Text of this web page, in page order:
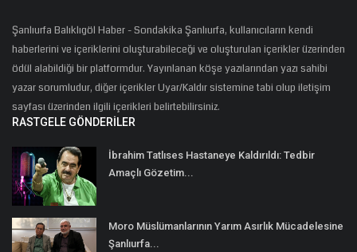
Şanlıurfa Balıklıgöl Haber - Sondakika Şanlıurfa, kullanıcıların kendi
haberlerini ve içeriklerini oluşturabileceği ve oluşturulan içerikler üzerinden
ödül alabildiği bir platformdur. Yayınlanan köşe yazılarından yazı sahibi
yazar sorumludur, diğer içerikler Uyar/Kaldır sistemine tabi olup iletişim
sayfası üzerinden ilgili içerikleri belirtebilirsiniz.
RASTGELE GÖNDERILER
İbrahim Tatlıses Hastaneye Kaldırıldı: Tedbir
Amaçlı Gözetim...
Moro Müslümanlarının Yarım Asırlık Mücadelesine
Şanlıurfa...